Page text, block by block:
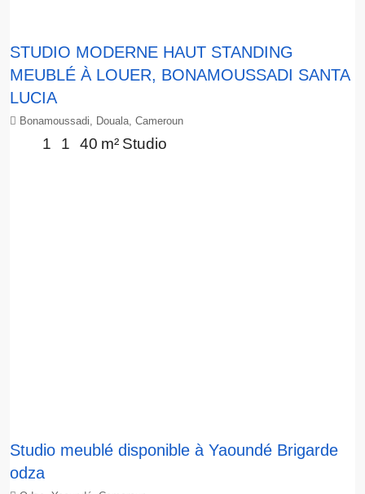
STUDIO MODERNE HAUT STANDING
MEUBLÉ À LOUER, BONAMOUSSADI SANTA
LUCIA
Bonamoussadi, Douala, Cameroun
1 1 40 m² Studio
Studio meublé disponible à Yaoundé Brigarde
odza